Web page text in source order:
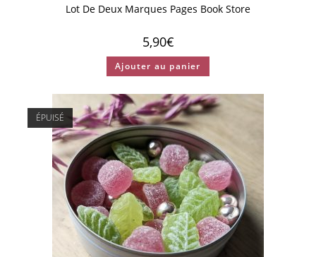
Lot De Deux Marques Pages Book Store
5,90€
Ajouter au panier
ÉPUISÉ